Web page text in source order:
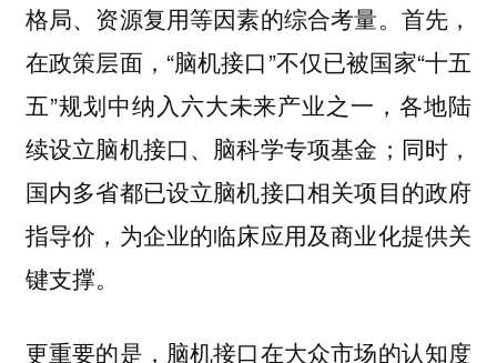
格局、资源复用等因素的综合考量。首先，
在政策层面，“脑机接口”不仅已被国家“十五
五”规划中纳入六大未来产业之一，各地陆
续设立脑机接口、脑科学专项基金；同时，
国内多省都已设立脑机接口相关项目的政府
指导价，为企业的临床应用及商业化提供关
键支撑。
更重要的是，脑机接口在大众市场的认知度